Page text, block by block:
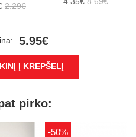
2.29€
5.95€
Į KREPŠELĮ
pirko:
-50%